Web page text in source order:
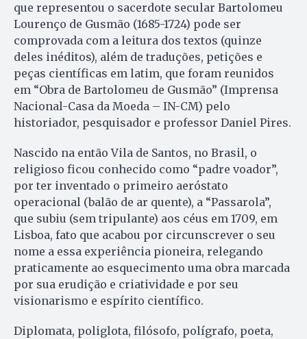
que representou o sacerdote secular Bartolomeu
Lourenço de Gusmão (1685-1724) pode ser
comprovada com a leitura dos textos (quinze
deles inéditos), além de traduções, petições e
peças científicas em latim, que foram reunidos
em “Obra de Bartolomeu de Gusmão” (Imprensa
Nacional-Casa da Moeda – IN-CM) pelo
historiador, pesquisador e professor Daniel Pires.
Nascido na então Vila de Santos, no Brasil, o
religioso ficou conhecido como “padre voador”,
por ter inventado o primeiro aeróstato
operacional (balão de ar quente), a “Passarola”,
que subiu (sem tripulante) aos céus em 1709, em
Lisboa, fato que acabou por circunscrever o seu
nome a essa experiência pioneira, relegando
praticamente ao esquecimento uma obra marcada
por sua erudição e criatividade e por seu
visionarismo e espírito científico.
Diplomata, poliglota, filósofo, polígrafo, poeta,